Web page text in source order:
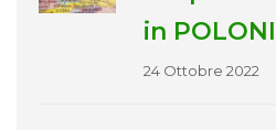
in
24 Ottobre 2022